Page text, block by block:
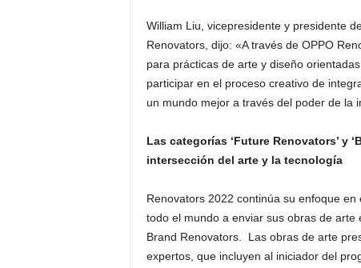
William Liu, vicepresidente y presidente
Renovators, dijo: «A través de OPPO
para prácticas de arte y diseño
participar en el proceso creativo de
un mundo mejor a través del poder de la
Las categorías ‘Future Renovators’ y
intersección del arte y la tecnología
Renovators 2022 continúa su enfoque
todo el mundo a enviar sus obras de
Brand Renovators. Las obras de arte
expertos, que incluyen al iniciador del